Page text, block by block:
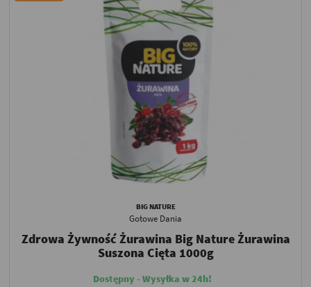
BIG NATURE
Gotowe Dania
Zdrowa Żywność Żurawina Big Nature Żurawina
Suszona Cięta 1000g
Dostępny - Wysyłka w 24h!